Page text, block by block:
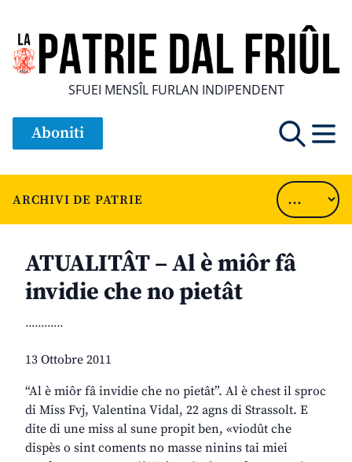
SFUEI MENSÎL FURLAN INDIPENDENT
Aboniti
ARCHIVI DE PATRIE
ATUALITÂT – Al è miôr fâ
invidie che no pietât
............
13 Ottobre 2011
“Al è miôr fâ invidie che no pietât”. Al è chest il sproc
di Miss Fvj, Valentina Vidal, 22 agns di Strassolt. E
dite di une miss al sune propit ben, «viodût che
dispès o sint coments no masse ninins tai miei